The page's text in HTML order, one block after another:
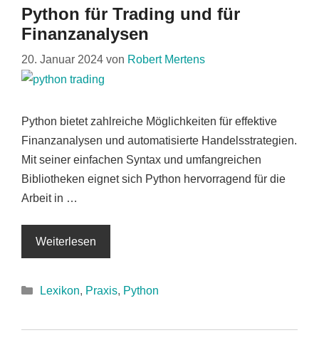
Python für Trading und für
Finanzanalysen
20. Januar 2024 von Robert Mertens
Python bietet zahlreiche Möglichkeiten für effektive
Finanzanalysen und automatisierte Handelsstrategien.
Mit seiner einfachen Syntax und umfangreichen
Bibliotheken eignet sich Python hervorragend für die
Arbeit in …
Weiterlesen
Kategorien
Lexikon, Praxis, Python